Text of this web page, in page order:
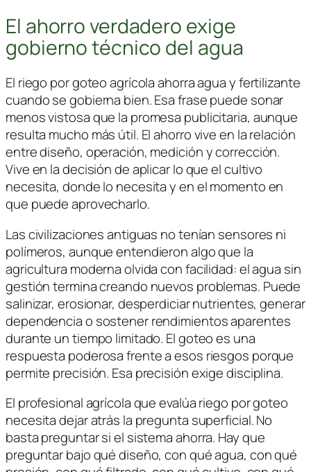
El ahorro verdadero exige
gobierno técnico del agua
El riego por goteo agrícola ahorra agua y fertilizante
cuando se gobierna bien. Esa frase puede sonar
menos vistosa que la promesa publicitaria, aunque
resulta mucho más útil. El ahorro vive en la relación
entre diseño, operación, medición y corrección.
Vive en la decisión de aplicar lo que el cultivo
necesita, donde lo necesita y en el momento en
que puede aprovecharlo.
Las civilizaciones antiguas no tenían sensores ni
polímeros, aunque entendieron algo que la
agricultura moderna olvida con facilidad: el agua sin
gestión termina creando nuevos problemas. Puede
salinizar, erosionar, desperdiciar nutrientes, generar
dependencia o sostener rendimientos aparentes
durante un tiempo limitado. El goteo es una
respuesta poderosa frente a esos riesgos porque
permite precisión. Esa precisión exige disciplina.
El profesional agrícola que evalúa riego por goteo
necesita dejar atrás la pregunta superficial. No
basta preguntar si el sistema ahorra. Hay que
preguntar bajo qué diseño, con qué agua, con qué